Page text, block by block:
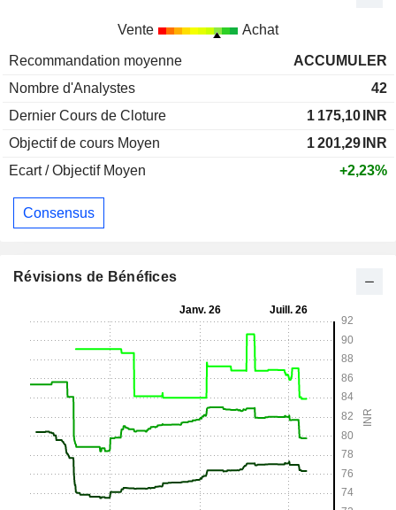
Vente Achat
Recommandation moyenne
ACCUMULER
Nombre d'Analystes
42
Dernier Cours de Cloture
1 175,10 INR
Objectif de cours Moyen
1 201,29 INR
Ecart / Objectif Moyen
+2,23%
Consensus
Révisions de Bénéfices